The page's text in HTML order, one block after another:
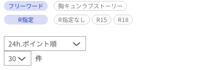
フリーワード
胸キュンラブストーリー
R指定
R指定なし R15 R18
件